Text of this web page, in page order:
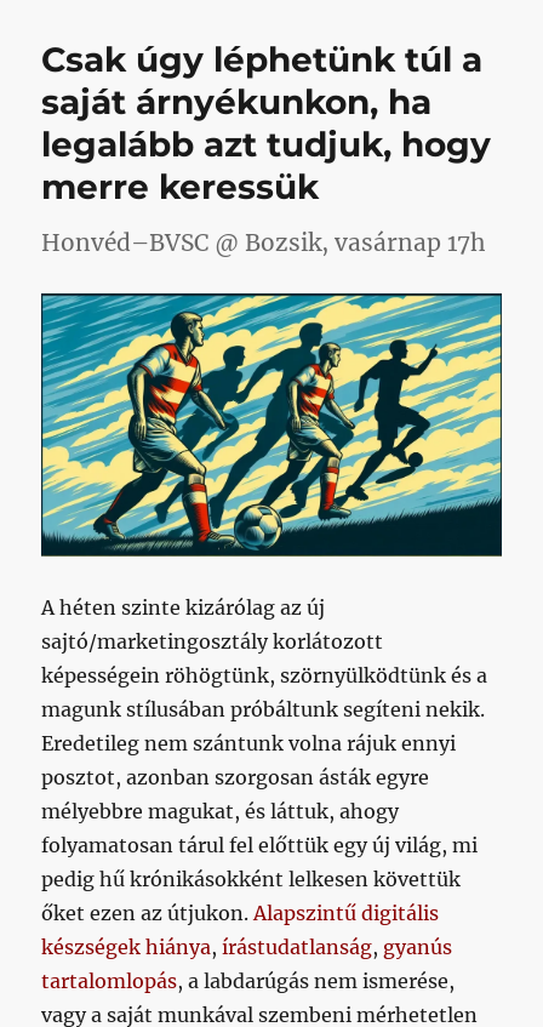
című
bejegyzéshez
Csak úgy léphetünk túl a
saját árnyékunkon, ha
legalább azt tudjuk, hogy
merre keressük
Honvéd–BVSC @ Bozsik, vasárnap 17h
A héten szinte kizárólag az új
sajtó/marketingosztály korlátozott
képességein röhögtünk, szörnyülködtünk és a
magunk stílusában próbáltunk segíteni nekik.
Eredetileg nem szántunk volna rájuk ennyi
posztot, azonban szorgosan ásták egyre
mélyebbre magukat, és láttuk, ahogy
folyamatosan tárul fel előttük egy új világ, mi
pedig hű krónikásokként lelkesen követtük
őket ezen az útjukon.Alapszintű digitális
készségek hiánya,írástudatlanság, gyanús
tartalomlopás, a labdarúgás nem ismerése,
vagy a saját munkával szembeni mérhetetlen